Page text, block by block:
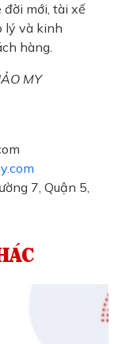
mới, tài xế
lý và kinh
hàng.
MY
7, Quận 5,